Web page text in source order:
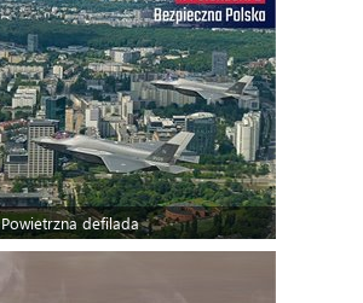
Powietrzna defilada